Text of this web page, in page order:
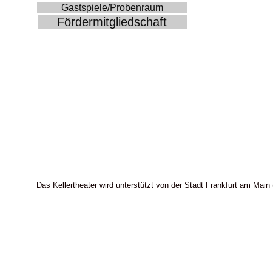
Gastspiele/Probenraum
Fördermitgliedschaft
Das Kellertheater wird unterstützt von der Stadt Frankfurt am Main